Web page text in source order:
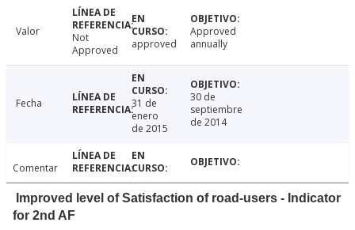
Valor
Not
Approved
approved
Approved
annually
Fecha
31 de
enero
de 2015
30 de
septiembre
de 2014
Comentar
Improved level of Satisfaction of road-users - Indicator
for 2nd AF